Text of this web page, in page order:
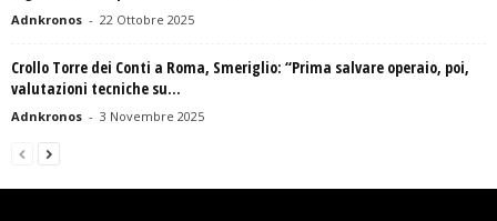
Adnkronos - 22 Ottobre 2025
Crollo Torre dei Conti a Roma, Smeriglio: “Prima salvare operaio, poi,
valutazioni tecniche su...
Adnkronos - 3 Novembre 2025